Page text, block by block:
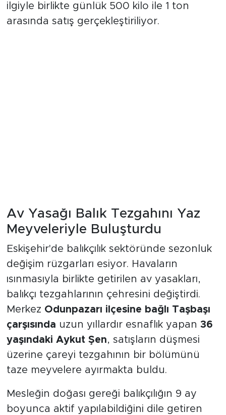
ilgiyle birlikte günlük 500 kilo ile 1 ton
arasında satış gerçekleştiriliyor.
Av Yasağı Balık Tezgahını Yaz
Meyveleriyle Buluşturdu
Eskişehir'de balıkçılık sektöründe sezonluk
değişim rüzgarları esiyor. Havaların
ısınmasıyla birlikte getirilen av yasakları,
balıkçı tezgahlarının çehresini değiştirdi.
Merkez Odunpazarı ilçesine bağlı Taşbaşı
çarşısında uzun yıllardır esnaflık yapan 36
yaşındaki Aykut Şen, satışların düşmesi
üzerine çareyi tezgahının bir bölümünü
taze meyvelere ayırmakta buldu.
Mesleğin doğası gereği balıkçılığın 9 ay
boyunca aktif yapılabildiğini dile getiren